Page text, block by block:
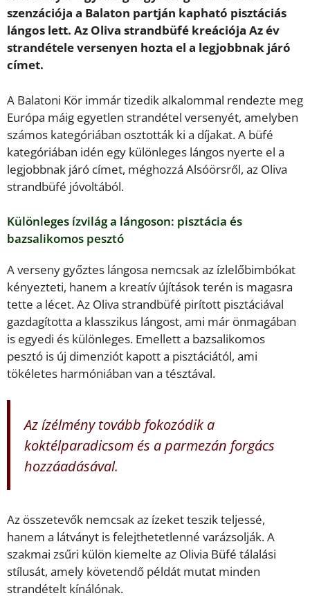
szenzációja a Balaton partján kapható pisztáciás
lángos lett. Az Oliva strandbüfé kreációja Az év
strandétele versenyen hozta el a legjobbnak járó
címet.
A Balatoni Kör immár tizedik alkalommal rendezte meg
Európa máig egyetlen strandétel versenyét, amelyben
számos kategóriában osztották ki a díjakat. A büfé
kategóriában idén egy különleges lángos nyerte el a
legjobbnak járó címet, méghozzá Alsóörsről, az Oliva
strandbüfé jóvoltából.
Különleges ízvilág a lángoson: pisztácia és
bazsalikomos pesztó
A verseny győztes lángosa nemcsak az ízlelőbimbókat
kényezteti, hanem a kreatív újítások terén is magasra
tette a lécet. Az Oliva strandbüfé pirított pisztáciával
gazdagította a klasszikus lángost, ami már önmagában
is egyedi és különleges. Emellett a bazsalikomos
pesztó is új dimenziót kapott a pisztáciától, ami
tökéletes harmóniában van a tésztával.
Az ízélmény tovább fokozódik a
koktélparadicsom és a parmezán forgács
hozzáadásával.
Az összetevők nemcsak az ízeket teszik teljessé,
hanem a látványt is felejthetetlenné varázsolják. A
szakmai zsűri külön kiemelte az Olivia Büfé tálalási
stílusát, amely követendő példát mutat minden
strandételt kínálónak.